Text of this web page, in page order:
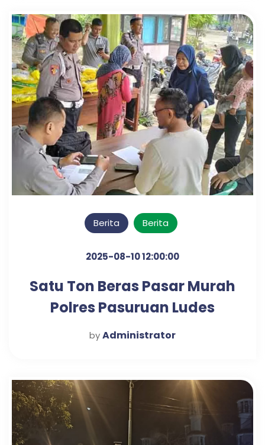
Berita Berita
2025-08-10 12:00:00
Satu Ton Beras Pasar Murah
Polres Pasuruan Ludes
Hanya Satu Jam
byAdministrator